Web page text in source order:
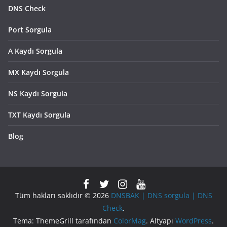
DNS Check
Port Sorgula
A Kaydı Sorgula
MX Kaydı Sorgula
NS Kaydı Sorgula
TXT Kaydı Sorgula
Blog
Tüm hakları saklıdır © 2026 DNSBAK | DNS sorgula | DNS
Check.
Tema: ThemeGrill tarafından ColorMag. Altyapı WordPress.